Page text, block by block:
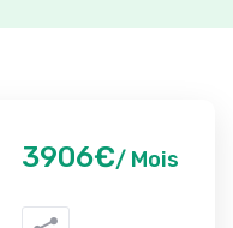
3906€/ Mois